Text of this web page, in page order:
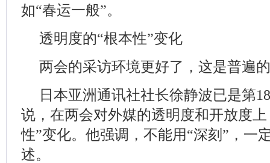
如“春运一般”。
透明度的“根本性”变化
两会的采访环境更好了，这是普遍
日本亚洲通讯社社长徐静波已是第
说，在两会对外媒的透明度和开放度
性”变化。他强调，不能用“深刻”，一
述。